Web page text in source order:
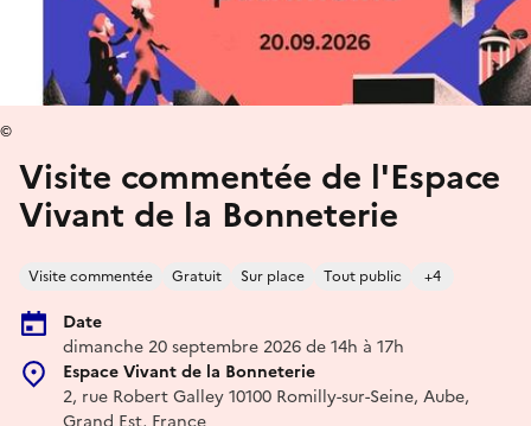
Visite commentée de l'Espace
Vivant de la Bonneterie
Visite commentée Gratuit Sur place Tout public +4
Date
dimanche 20 septembre 2026 de 14h à 17h
Espace Vivant de la Bonneterie
2, rue Robert Galley 10100 Romilly-sur-Seine, Aube,
©